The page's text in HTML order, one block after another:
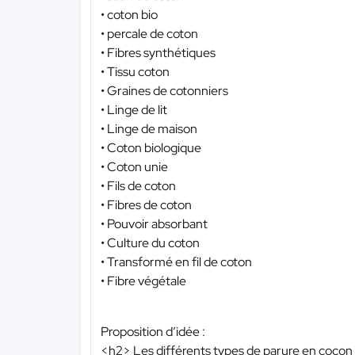
• coton bio
• percale de coton
• Fibres synthétiques
• Tissu coton
• Graines de cotonniers
• Linge de lit
• Linge de maison
• Coton biologique
• Coton unie
• Fils de coton
• Fibres de coton
• Pouvoir absorbant
• Culture du coton
• Transformé en fil de coton
• Fibre végétale
Proposition d’idée :
<h2> Les différents types de parure en cocon